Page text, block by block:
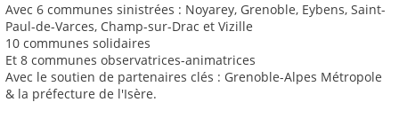
Avec 6 communes sinistrées : Noyarey, Grenoble, Eybens, Saint-
Paul-de-Varces, Champ-sur-Drac et Vizille
10 communes solidaires
Et 8 communes observatrices-animatrices
Avec le soutien de partenaires clés : Grenoble-Alpes Métropole
& la préfecture de l'Isère.